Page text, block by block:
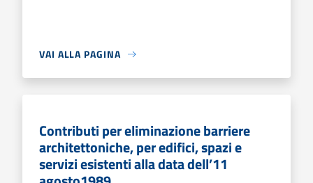
VAI ALLA PAGINA
Contributi per eliminazione barriere
architettoniche, per edifici, spazi e
servizi esistenti alla data dell’11